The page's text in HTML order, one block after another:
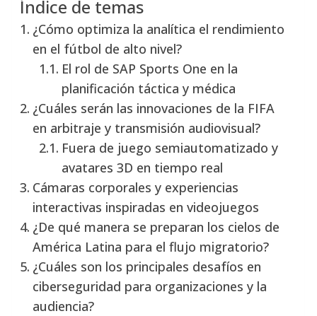
Índice de temas
¿Cómo optimiza la analítica el rendimiento
en el fútbol de alto nivel?
El rol de SAP Sports One en la
planificación táctica y médica
¿Cuáles serán las innovaciones de la FIFA
en arbitraje y transmisión audiovisual?
Fuera de juego semiautomatizado y
avatares 3D en tiempo real
Cámaras corporales y experiencias
interactivas inspiradas en videojuegos
¿De qué manera se preparan los cielos de
América Latina para el flujo migratorio?
¿Cuáles son los principales desafíos en
ciberseguridad para organizaciones y la
audiencia?